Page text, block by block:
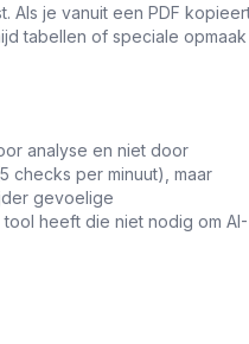
Als je vanuit een PDF
tabellen of speciale opmaak
analyse en niet door
checks per minuut), maar
gevoelige
heeft die niet nodig om AI-